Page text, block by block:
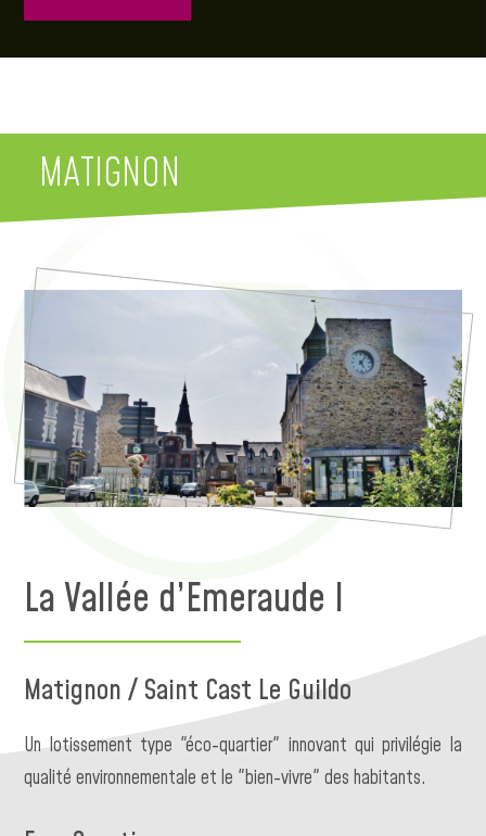
MATIGNON
La Vallée d’Emeraude I
Matignon / Saint Cast Le Guildo
Un lotissement type "éco-quartier" innovant qui privilégie la
qualité environnementale et le "bien-vivre" des habitants.